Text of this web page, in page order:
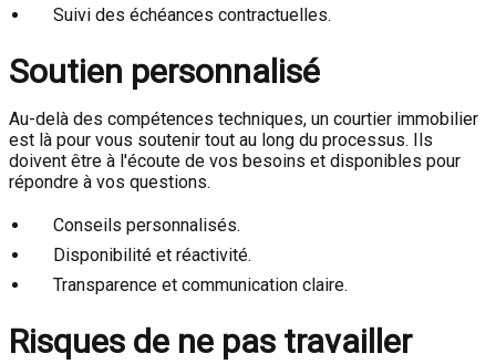
Suivi des échéances contractuelles.
Soutien personnalisé
Au-delà des compétences techniques, un courtier immobilier
est là pour vous soutenir tout au long du processus. Ils
doivent être à l'écoute de vos besoins et disponibles pour
répondre à vos questions.
Conseils personnalisés.
Disponibilité et réactivité.
Transparence et communication claire.
Risques de ne pas travailler